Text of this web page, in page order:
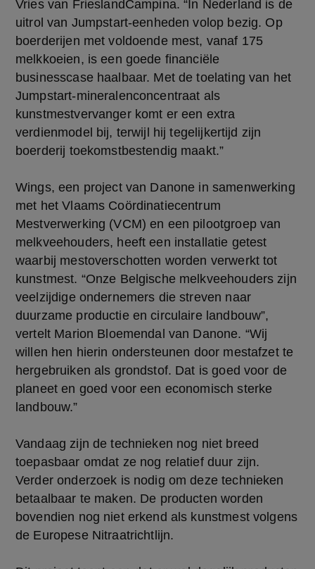
Vries van FrieslandCampina. “In Nederland is de
uitrol van Jumpstart-eenheden volop bezig. Op
boerderijen met voldoende mest, vanaf 175
melkkoeien, is een goede financiële
businesscase haalbaar. Met de toelating van het
Jumpstart-mineralenconcentraat als
kunstmestvervanger komt er een extra
verdienmodel bij, terwijl hij tegelijkertijd zijn
boerderij toekomstbestendig maakt.”
Wings, een project van Danone in samenwerking
met het Vlaams Coördinatiecentrum
Mestverwerking (VCM) en een pilootgroep van
melkveehouders, heeft een installatie getest
waarbij mestoverschotten worden verwerkt tot
kunstmest. “Onze Belgische melkveehouders zijn
veelzijdige ondernemers die streven naar
duurzame productie en circulaire landbouw”,
vertelt Marion Bloemendal van Danone. “Wij
willen hen hierin ondersteunen door mestafzet te
hergebruiken als grondstof. Dat is goed voor de
planeet en goed voor een economisch sterke
landbouw.”
Vandaag zijn de technieken nog niet breed
toepasbaar omdat ze nog relatief duur zijn.
Verder onderzoek is nodig om deze technieken
betaalbaar te maken. De producten worden
bovendien nog niet erkend als kunstmest volgens
de Europese Nitraatrichtlijn.